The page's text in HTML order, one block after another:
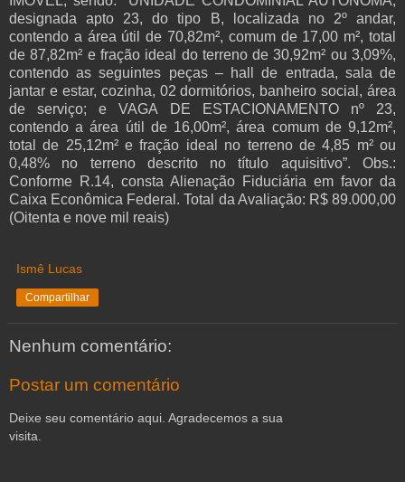
designada apto 23, do tipo B, localizada no 2º andar,
contendo a área útil de 70,82m², comum de 17,00 m², total
de 87,82m² e fração ideal do terreno de 30,92m² ou 3,09%,
contendo as seguintes peças – hall de entrada, sala de
jantar e estar, cozinha, 02 dormitórios, banheiro social, área
de serviço; e VAGA DE ESTACIONAMENTO nº 23,
contendo a área útil de 16,00m², área comum de 9,12m²,
total de 25,12m² e fração ideal no terreno de 4,85 m² ou
0,48% no terreno descrito no título aquisitivo”. Obs.:
Conforme R.14, consta Alienação Fiduciária em favor da
Caixa Econômica Federal. Total da Avaliação: R$ 89.000,00
(Oitenta e nove mil reais)
Ismê Lucas
Compartilhar
Nenhum comentário:
Postar um comentário
Deixe seu comentário aqui. Agradecemos a sua
visita.